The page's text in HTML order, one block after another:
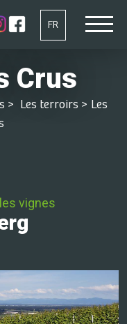
FR
Crus
> Les terroirs > Les
vignes